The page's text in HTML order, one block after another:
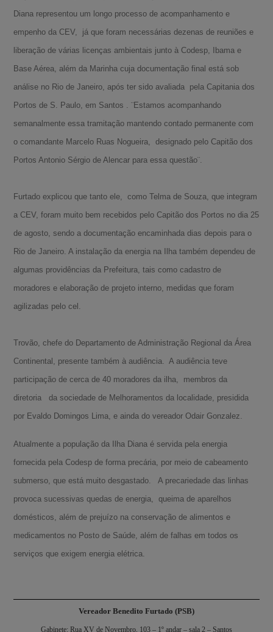
Diana representou um longo processo de acompanhamento e
empenho da CEV, já que foram necessárias dezenas de reuniões e
liberação de várias licenças ambientais junto à Codesp, Ibama e
Base Aérea, além da Marinha cuja documentação final está sob
análise no Rio de Janeiro, após ter sido avaliada pela Capitania dos
Portos de S. Paulo, em Santos . ¨Estamos acompanhando
semanalmente essa tramitação mantendo contado permanente com
o comandante Marcelo Ruas Nogueira, designado pelo Capitão dos
Portos Antonio Sérgio de Alencar para essa questão¨.
Furtado explicou que tanto ele, como Telma de Souza, que integram
a CEV, foram muito bem recebidos pelo Capitão dos Portos no dia 25
de agosto, sendo a documentação encaminhada dias depois para o
Rio de Janeiro. A instalação da energia na Ilha também dependeu de
algumas providências da Prefeitura, tais como cadastro de
moradores e elaboração de projeto interno, medidas que foram
agilizadas pelo cel.
Trovão, chefe do Departamento de Administração Regional da Área
Continental, presente também à audiência. A audiência teve
participação de cerca de 40 moradores da ilha, membros da
diretoria da sociedade de Melhoramentos da localidade, presidida
por Evaldo Domingos Lima, e ainda do vereador Odair Gonzalez.
Atualmente a população da Ilha Diana é servida pela energia
fornecida pela Codesp de forma precária, por meio de cabeamento
submerso, que está muito desgastado. A precariedade das linhas
provoca sucessivas quedas de energia, queima de aparelhos
domésticos, além de prejuízo na conservação de alimentos e
medicamentos no Posto de Saúde, além de falhas em todos os
serviços que exigem energia elétrica.
Vereador Benedito Furtado (PSB)
Gabinete: Rua XV de Novembro, 103 – 1º andar – sala 2 – Santos